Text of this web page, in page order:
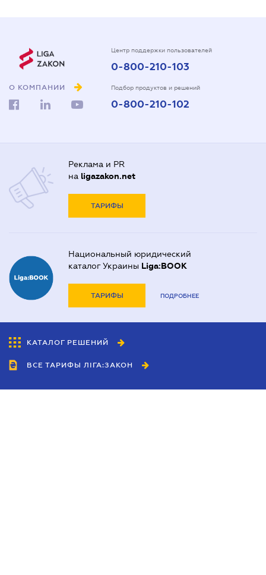
О КОМПАНИИ
Центр поддержки пользователей
0-800-210-103
Подбор продуктов и решений
0-800-210-102
Реклама и PR
на ligazakon.net
ТАРИФЫ
Национальный юридический
каталог Украины Liga:BOOK
ТАРИФЫ ПОДРОБНЕЕ
КАТАЛОГ РЕШЕНИЙ
ВСЕ ТАРИФЫ ЛІГА:ЗАКОН